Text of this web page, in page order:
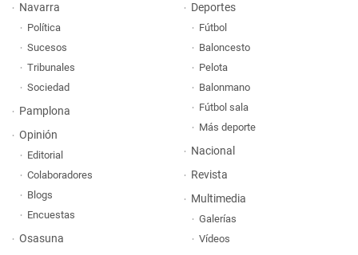
Navarra
Política
Sucesos
Tribunales
Sociedad
Pamplona
Opinión
Editorial
Colaboradores
Blogs
Encuestas
Osasuna
Deportes
Fútbol
Baloncesto
Pelota
Balonmano
Fútbol sala
Más deporte
Nacional
Revista
Multimedia
Galerías
Vídeos